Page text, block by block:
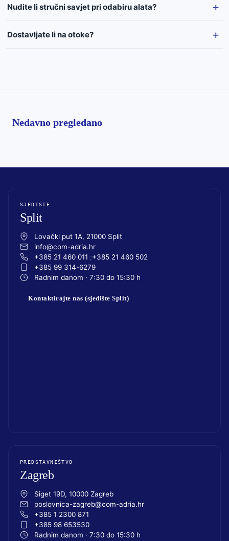
Nudite li stručni savjet pri odabiru alata?
Dostavljate li na otoke?
Nedavno pregledano
SJEDIŠTE
Split
Lovački put 1A, 21000 Split
info@com-adria.hr
+385 21 460 011
+385 21 460 502
+385 99 314-6279
Radnim danom · 7:30 do 15:30 h
Kontaktirajte nas (sjedište Split)
PREDSTAVNIŠTVO
Zagreb
Siget 19D, 10000 Zagreb
poslovnica-zagreb@com-adria.hr
+385 1 2300 871
+385 98 653530
Radnim danom · 7:30 do 15:30 h